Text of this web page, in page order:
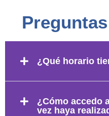
¿Qué horario
¿Cómo accedo
vez haya